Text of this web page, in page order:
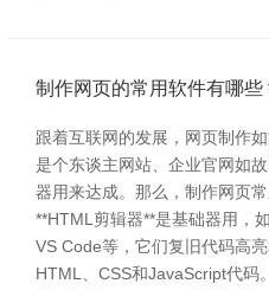
制作网页的常用软件有哪些
跟着互联网的发展，网页制作
是个东谈主网站、企业官网如
器用来达成。那么，制作网页
**HTML剪辑器**是基础器用，
VS Code等，它们复旧代码高
HTML、CSS和JavaScript代码